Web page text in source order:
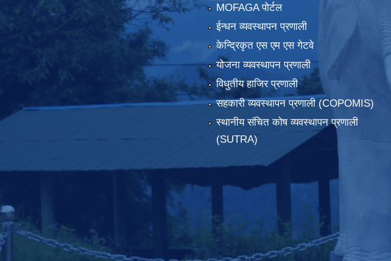
MOFAGA पोर्टल
ईन्धन व्यवस्थापन प्रणाली
केन्द्रिकृत एस एम एस गेटवे
योजना व्यवस्थापन प्रणाली
विधुतीय हाजिर प्रणाली
सहकारी व्यवस्थापन प्रणाली (COPOMIS)
स्थानीय संचित कोष व्यवस्थापन प्रणाली
(SUTRA)